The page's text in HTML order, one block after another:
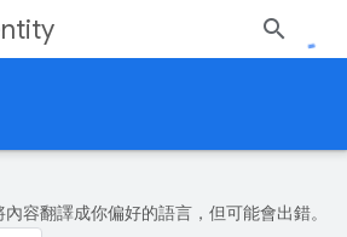
容翻譯成你偏好的語言，但可能會出錯。